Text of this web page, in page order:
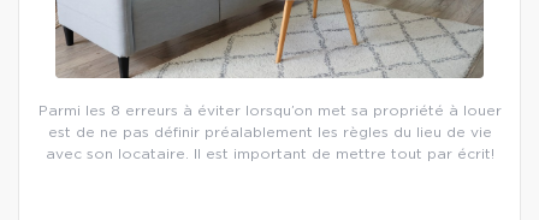
Parmi les 8 erreurs à éviter lorsqu’on met sa propriété à louer
est de ne pas définir préalablement les règles du lieu de vie
avec son locataire. Il est important de mettre tout par écrit!